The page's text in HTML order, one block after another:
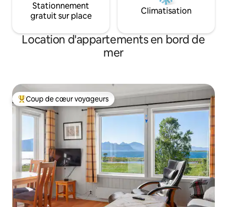
Stationnement
gratuit sur place
Climatisation
Location d'appartements en bord de
mer
Coups de cœur voyageurs les plus appréciés
Coup de cœur voyageurs